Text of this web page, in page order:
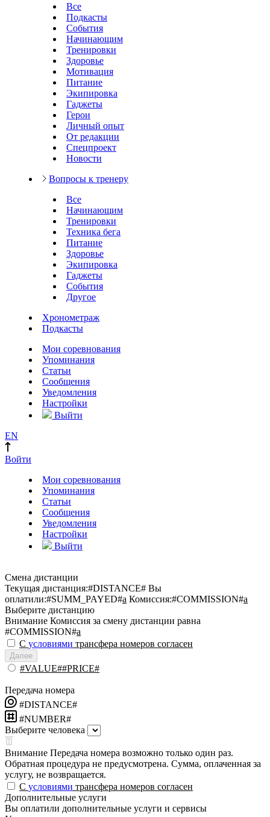
Все
Подкасты
События
Начинающим
Тренировки
Здоровье
Мотивация
Питание
Экипировка
Гаджеты
Герои
Личный опыт
От редакции
Спецпроект
Новости
Вопросы к тренеру
Все
Начинающим
Тренировки
Техника бега
Питание
Здоровье
Экипировка
Гаджеты
События
Другое
Хронометраж
Подкасты
Мои соревнования
Упоминания
Статьи
Сообщения
Уведомления
Настройки
Выйти
EN
Войти
Мои соревнования
Упоминания
Статьи
Сообщения
Уведомления
Настройки
Выйти
Смена дистанции
Текущая дистанция:#DISTANCE# Вы
оплатили:#SUMM_PAYED#a Комиссия:#COMMISSION#a
Выберите дистанцию
Внимание Комиссия за смену дистанции равна
#COMMISSION#a
С условиями трансфера номеров согласен
Далее
#VALUE##PRICE#
Передача номера
#DISTANCE#
#NUMBER#
Выберите человека
Внимание Передача номера возможно только один раз.
Обратная процедура не предусмотрена. Сумма, оплаченная за
услугу, не возвращается.
С условиями трансфера номеров согласен
Дополнительные услуги
Вы оплатили дополнительные услуги и сервисы